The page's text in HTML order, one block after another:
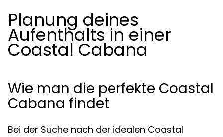
Planung deines
Aufenthalts in einer
Coastal Cabana
Wie man die perfekte Coastal
Cabana findet
Bei der Suche nach der idealen Coastal